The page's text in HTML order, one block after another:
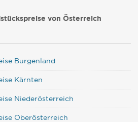
von Österreich
Burgenland
Kärnten
Niederösterreich
Oberösterreich